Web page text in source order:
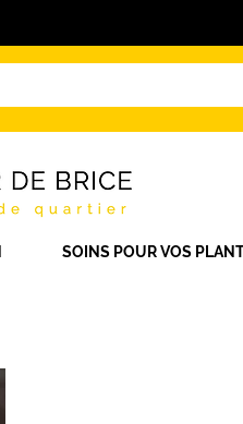
SOINS POUR VOS